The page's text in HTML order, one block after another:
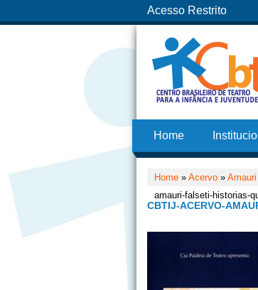
Acesso Restrito
Home
Home » Acervo »
amauri-falseti-historias-
CBTIJ-ACERVO-